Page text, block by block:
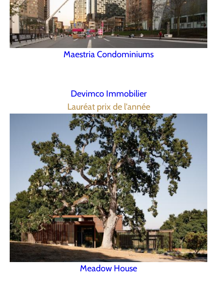
Maestria Condominiums
Devimco Immobilier
Lauréat prix de l'année
Meadow House